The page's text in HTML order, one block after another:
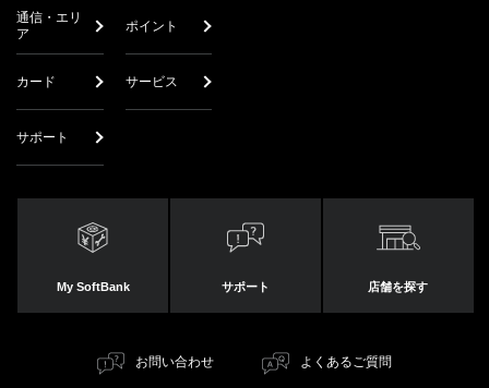
通信・エリ
ア
ポイント
カード サービス
サポート
My SoftBank サポート 店舗を探す
お問い合わせ よくあるご質問